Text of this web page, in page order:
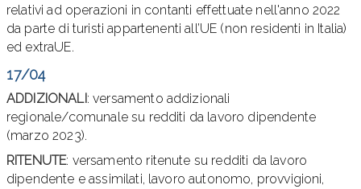
relativi ad operazioni in contanti effettuate nell'anno 2022
da parte di turisti appartenenti all’UE (non residenti in Italia)
ed extraUE.
17/04
ADDIZIONALI: versamento addizionali
regionale/comunale su redditi da lavoro dipendente
(marzo 2023).
RITENUTE: versamento ritenute su redditi da lavoro
dipendente e assimilati, lavoro autonomo, provvigioni,